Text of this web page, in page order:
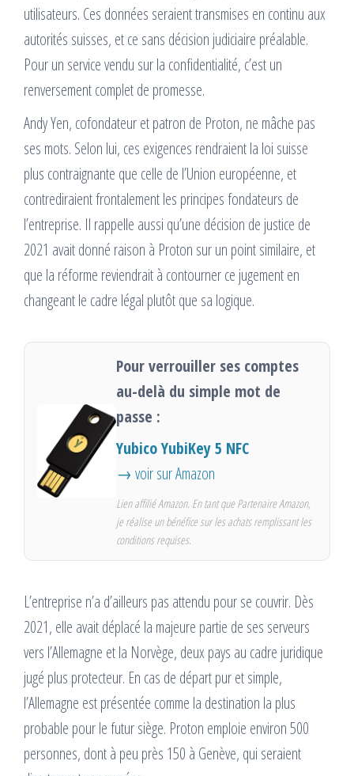
utilisateurs. Ces données seraient transmises en continu aux
autorités suisses, et ce sans décision judiciaire préalable.
Pour un service vendu sur la confidentialité, c’est un
renversement complet de promesse.
Andy Yen, cofondateur et patron de Proton, ne mâche pas
ses mots. Selon lui, ces exigences rendraient la loi suisse
plus contraignante que celle de l’Union européenne, et
contrediraient frontalement les principes fondateurs de
l’entreprise. Il rappelle aussi qu’une décision de justice de
2021 avait donné raison à Proton sur un point similaire, et
que la réforme reviendrait à contourner ce jugement en
changeant le cadre légal plutôt que sa logique.
Pour verrouiller ses comptes
au-delà du simple mot de
passe :
Yubico YubiKey 5 NFC
→ voir sur Amazon
Lien affilié Amazon. En tant que Partenaire Amazon,
je réalise un bénéfice sur les achats remplissant les
conditions requises.
L’entreprise n’a d’ailleurs pas attendu pour se couvrir. Dès
2021, elle avait déplacé la majeure partie de ses serveurs
vers l’Allemagne et la Norvège, deux pays au cadre juridique
jugé plus protecteur. En cas de départ pur et simple,
l’Allemagne est présentée comme la destination la plus
probable pour le futur siège. Proton emploie environ 500
personnes, dont à peu près 150 à Genève, qui seraient